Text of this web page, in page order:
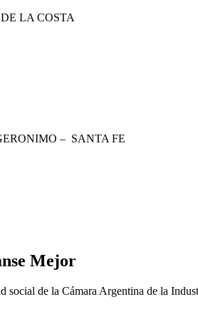
LA COSTA
– SANTA FE
Mejor
social de la Cámara Argentina de la